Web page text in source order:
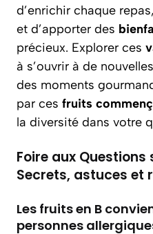
d’enrichir chaque
et d’apporter des
précieux. Explorer ces
à s’ouvrir à de
des moments
par ces fruits
la diversité dans votre
Foire aux Questions
Secrets, astuces et
Les fruits en B
personnes